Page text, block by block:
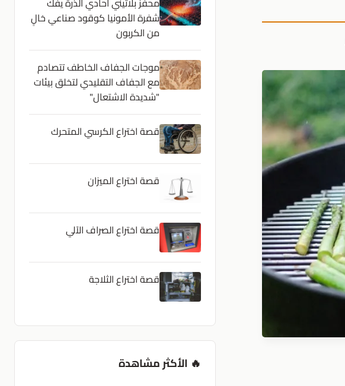
شفرة الأمونيا كوقود صناعي خالٍ
من الكربون
موجات الجفاف الخاطف تتصادم
مع الجفاف التقليدي لتخلق بيئات
"شديدة الاشتعال"
قصة اختراع الكرسي المتحرك
قصة اختراع الميزان
قصة اختراع الصراف الآلي
قصة اختراع الثلاجة
🔥 الأكثر مشاهدة